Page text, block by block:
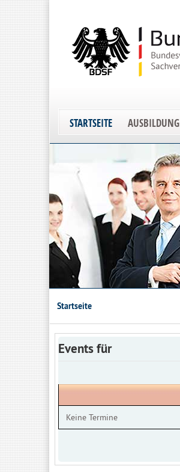
STARTSEITE AUSBILDUNG
Startseite
Events für
Keine Termine